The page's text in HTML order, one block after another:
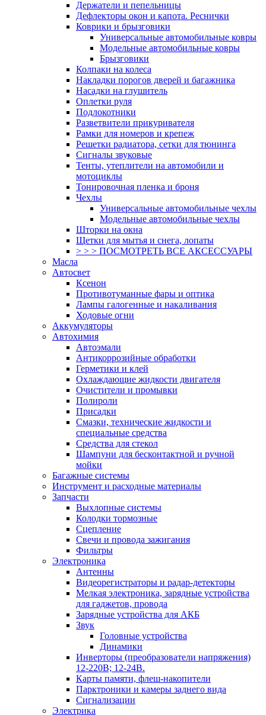
Держатели и пепельницы
Дефлекторы окон и капота. Реснички
Коврики и брызговики
Универсальные автомобильные ковры
Модельные автомобильные ковры
Брызговики
Колпаки на колеса
Накладки порогов дверей и багажника
Насадки на глушитель
Оплетки руля
Подлокотники
Разветвители прикуривателя
Рамки для номеров и крепеж
Решетки радиатора, сетки для тюнинга
Сигналы звуковые
Тенты, утеплители на автомобили и
мотоциклы
Тонировочная пленка и броня
Чехлы
Универсальные автомобильные чехлы
Модельные автомобильные чехлы
Шторки на окна
Щетки для мытья и снега, лопаты
> > > ПОСМОТРЕТЬ ВСЕ АКСЕССУАРЫ
Масла
Автосвет
Ксенон
Противотуманные фары и оптика
Лампы галогенные и накаливания
Ходовые огни
Аккумуляторы
Автохимия
Автоэмали
Антикоррозийные обработки
Герметики и клей
Охлаждающие жидкости двигателя
Очистители и промывки
Полироли
Присадки
Смазки, технические жидкости и
специальные средства
Средства для стекол
Шампуни для бесконтактной и ручной
мойки
Багажные системы
Инструмент и расходные материалы
Запчасти
Выхлопные системы
Колодки тормозные
Сцепление
Свечи и провода зажигания
Фильтры
Электроника
Антенны
Видеорегистраторы и радар-детекторы
Мелкая электроника, зарядные устройства
для гаджетов, провода
Зарядные устройства для АКБ
Звук
Головные устройства
Динамики
Инверторы (преобразователи напряжения)
12-220В; 12-24В.
Карты памяти, флеш-накопители
Парктроники и камеры заднего вида
Сигнализации
Электрика